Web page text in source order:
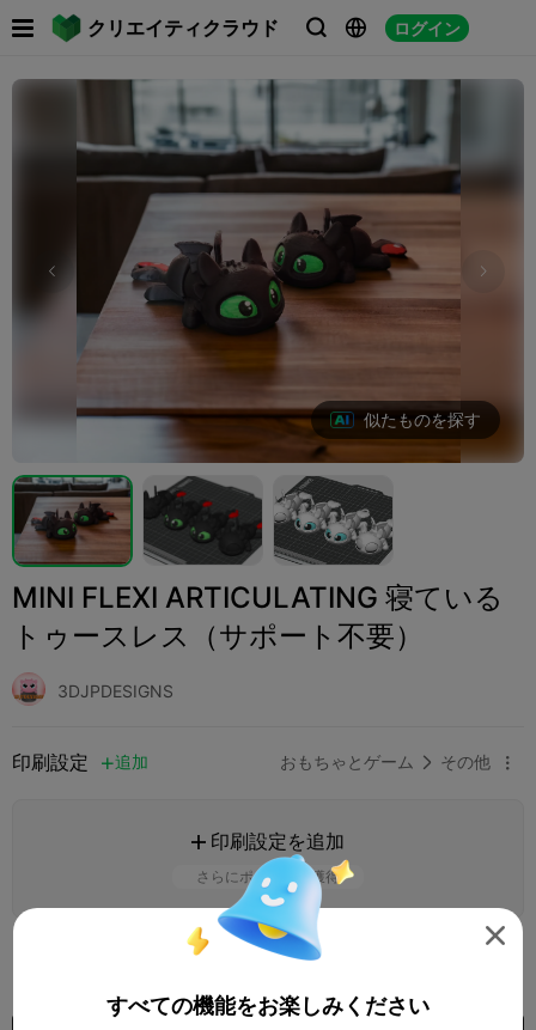
クリエイティクラウド   ログイン
 
似たものを探す
MINI FLEXI ARTICULATING 寝ている
トゥースレス（サポート不要）
3DJPDESIGNS
印刷設定 追加 おもちゃとゲーム  その他 
 印刷設定を追加
さらにポイントを獲得
450

すべての機能をお楽しみください